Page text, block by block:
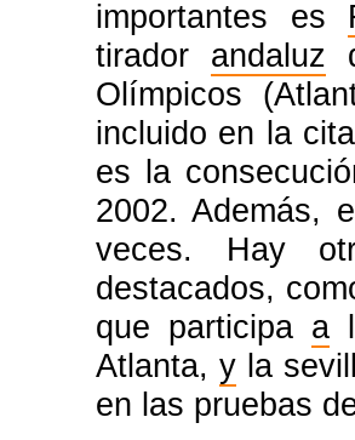
importantes es
tirador andaluz
Olímpicos
incluido en la
es la
2002. Además,
veces. Hay
destacados,
que participa a
Atlanta, y la
en las pruebas